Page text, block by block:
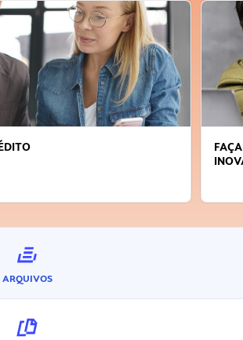
FAÇA A DIFERENÇA: SEJA SUSTENTÁVEL, SEJA
ARQUIVOS